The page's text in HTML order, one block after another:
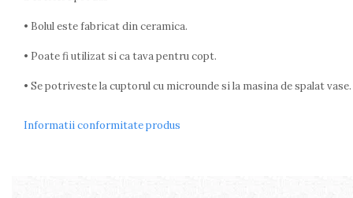
Cantare de bucatarie
Dispesere detergent
Odorizant frigider
Prosoape bucatarie
• Bolul este fabricat din ceramica.
• Poate fi utilizat si ca tava pentru copt.
• Se potriveste la cuptorul cu microunde si la masina de spalat vase.
Informatii conformitate produs